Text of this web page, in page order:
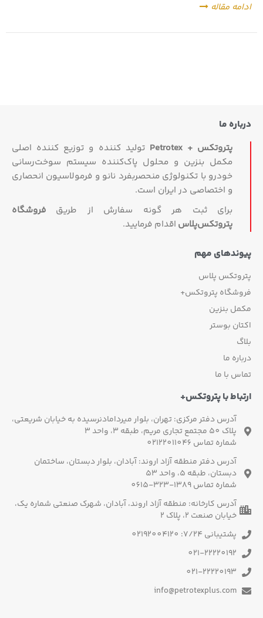
ادامه مقاله
درباره ما
پتروتکس + Petrotex
تولید کننده و توزیع کننده اصلی
مکمل بنزین و محلول پاک‌کننده سیستم سوخت‌رسانی
خودرو با تکنولوژی منحصربفرد نانو و فرمولاسیون انحصاری
و اختصاصی در ایران است.
برای ثبت هر گونه سفارش از طریق فروشگاه
پتروتکس‏‌پلاس اقدام فرمایید.
پیوندهای مهم
پتروتکس پلاس
فروشگاه پتروتکس+
مکمل بنزین
اکتان بوستر
بلاگ
درباره ما
تماس با ما
ارتباط با پتروتکس+
آدرس دفتر مرکزی: تهران، بلوار میردامادنرسیده به خیابان شریعتی،
پلاک 50 مجتمع تجاری مریم، طبقه 3، واحد 3
شماره تماس 02122011046
آدرس دفتر منطقه آزاد اروند: آبادان، بلوار دبستان، ساختمان
دبستان، طبقه 5، واحد 53
شماره تماس 1389-323-0615
آدرس کارخانه: منطقه آزاد اروند، آبادان، شهرک صنعتی شماره یک،
خیابان صنعت 2، پلاک 2
پشتیبانی 7/24: 02192004120
021-22220192
021-22220193
info@petrotexplus.com